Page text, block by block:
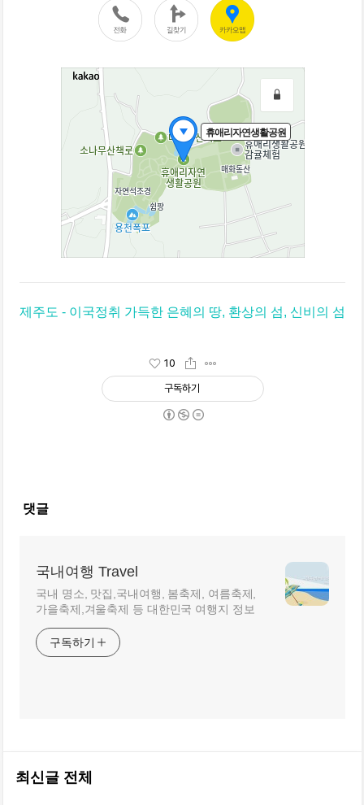
제주도 - 이국정취 가득한 은혜의 땅, 환상의 섬, 신비의 섬
10
구독하기
댓글
국내여행 Travel
국내 명소, 맛집,국내여행, 봄축제, 여름축제,
가을축제,겨울축제 등 대한민국 여행지 정보
구독하기
최신글 전체